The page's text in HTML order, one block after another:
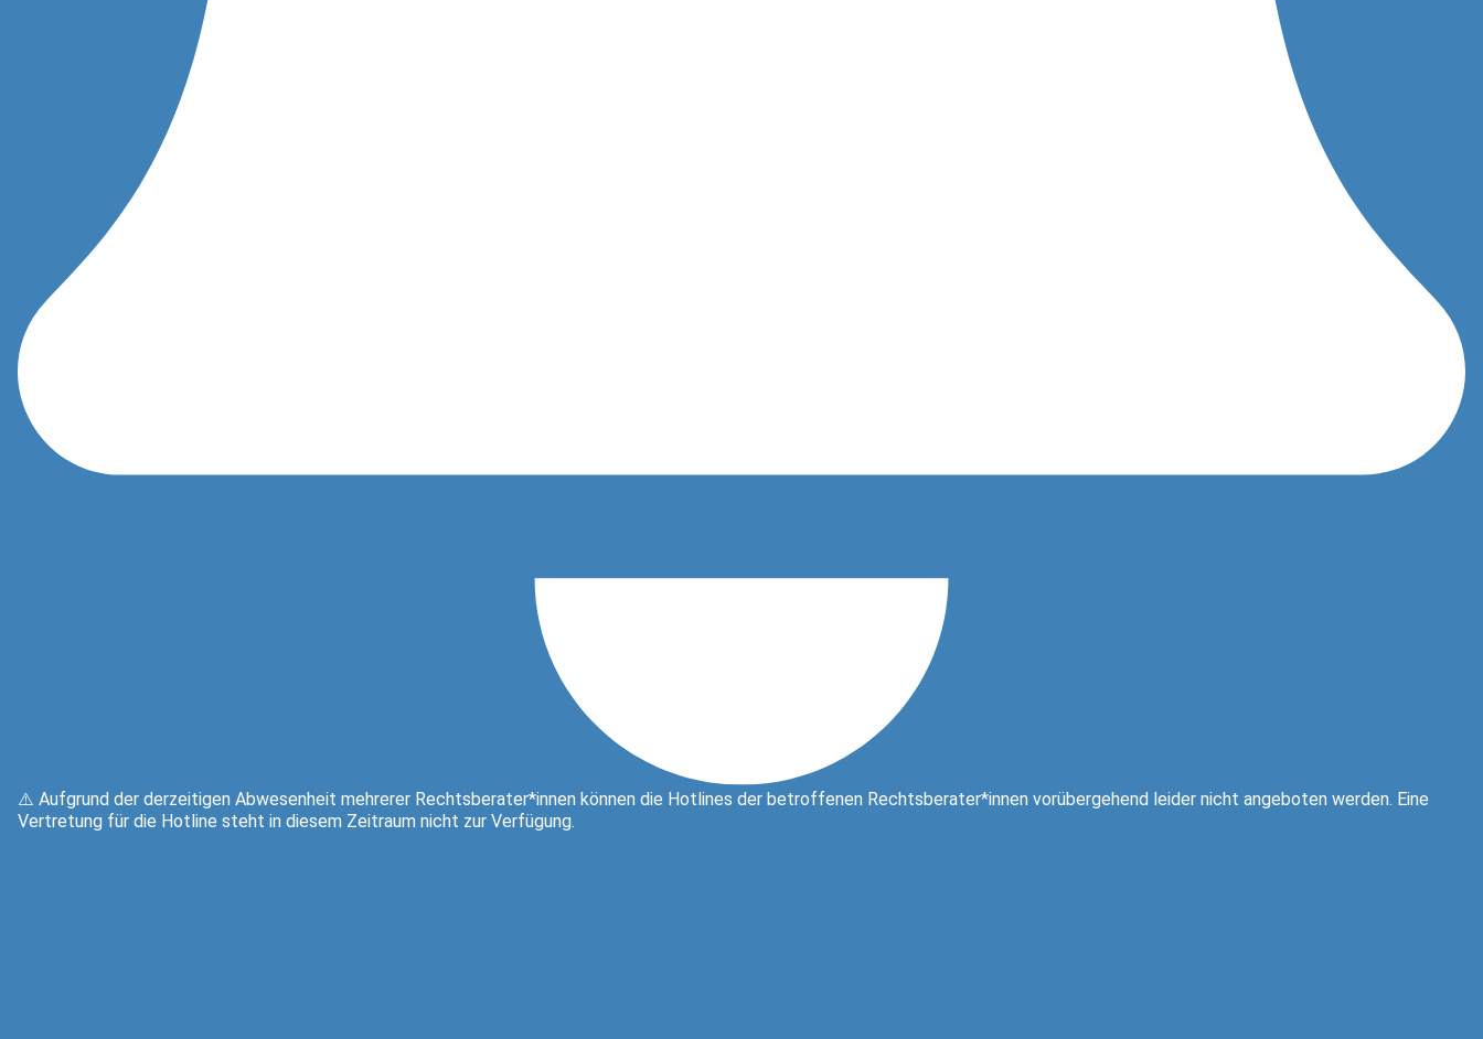
⚠️ Aufgrund der derzeitigen Abwesenheit mehrerer Rechtsberater*innen können die Hotlines der betroffenen Rechtsberater*innen vorübergehend leider nicht angeboten werden. Eine
Vertretung für die Hotline steht in diesem Zeitraum nicht zur Verfügung.